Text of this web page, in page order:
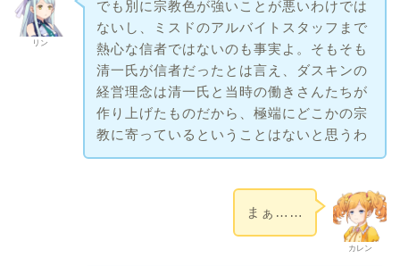
リン
でも別に宗教色が強いことが悪いわけでは
ないし、ミスドのアルバイトスタッフまで
熱心な信者ではないのも事実よ。そもそも
清一氏が信者だったとは言え、ダスキンの
経営理念は清一氏と当時の働きさんたちが
作り上げたものだから、極端にどこかの宗
教に寄っているということはないと思うわ
カレン
まぁ……